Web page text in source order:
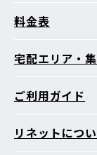
料金表
宅配エリア・
ご利用ガイド
リネットにつ